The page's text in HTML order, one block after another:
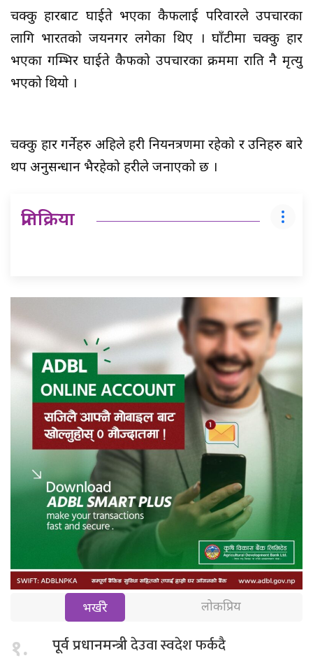
चक्कु प्रहारबाट घाईते भएका कैफलाई परिवारले उपचारका
लागि भारतको जयनगर लगेका थिए । घाँटीमा चक्कु प्रहार
भएका गम्भिर घाईते कैफको उपचारका क्रममा राति नै मृत्यु
भएको थियो ।
चक्कु प्रहार गर्नेहरु अहिले प्रहरी नियनत्रणमा रहेको र उनिहरु बारे
थप अनुसन्धान भैरहेको प्रहरीले जनाएको छ ।
प्रतिक्रिया
भर्खरै लोकप्रिय
१. पूर्व प्रधानमन्त्रीदेउवा स्वदेश फर्कदै